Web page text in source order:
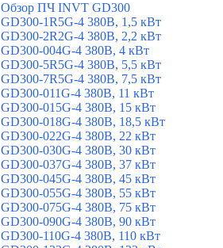
Обзор ПЧ INVT GD300
GD300-1R5G-4 380В, 1,5 кВт
GD300-2R2G-4 380В, 2,2 кВт
GD300-004G-4 380В, 4 кВт
GD300-5R5G-4 380В, 5,5 кВт
GD300-7R5G-4 380В, 7,5 кВт
GD300-011G-4 380В, 11 кВт
GD300-015G-4 380В, 15 кВт
GD300-018G-4 380В, 18,5 кВт
GD300-022G-4 380В, 22 кВт
GD300-030G-4 380В, 30 кВт
GD300-037G-4 380В, 37 кВт
GD300-045G-4 380В, 45 кВт
GD300-055G-4 380В, 55 кВт
GD300-075G-4 380В, 75 кВт
GD300-090G-4 380В, 90 кВт
GD300-110G-4 380В, 110 кВт